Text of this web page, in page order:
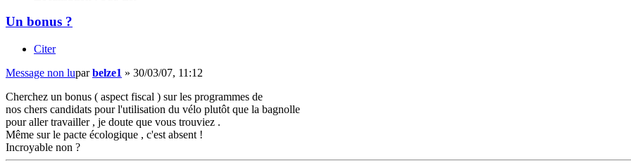
Un bonus ?
Citer
Message non luparbelze1 » 30/03/07, 11:12
Cherchez un bonus ( aspect fiscal ) sur les programmes de
nos chers candidats pour l'utilisation du vélo plutôt que la bagnolle
pour aller travailler , je doute que vous trouviez .
Même sur le pacte écologique , c'est absent !
Incroyable non ?